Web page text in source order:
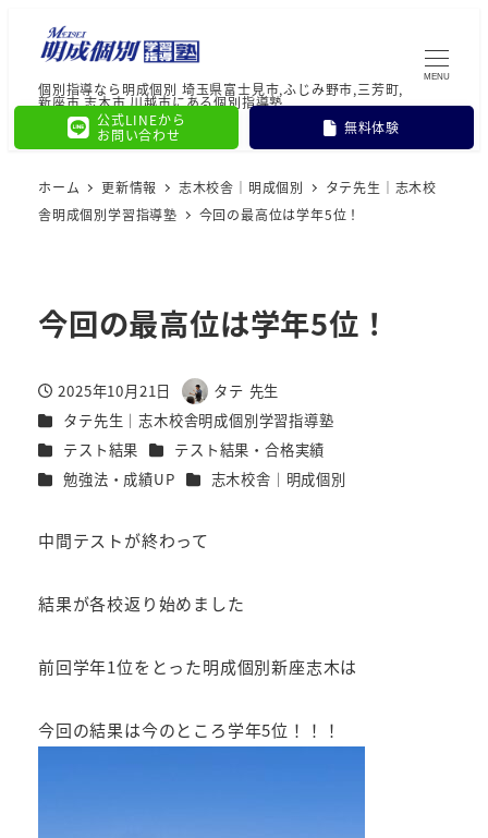
個別指導なら明成個別 埼玉県富士見市,ふじみ野市,三芳町,
新座市,志木市,川越市にある個別指導塾
公式LINEから
お問い合わせ
無料体験
MENU
ホーム 更新情報 志木校舎｜明成個別
タテ先生｜志木校
舎明成個別学習指導塾
今回の最高位は学年5位！
今回の最高位は学年5位！
投稿日
2025年10月21日
著
者
タテ 先生
カテゴリー
タテ先生｜志木校舎明成個別学習指導塾
カテゴリー
テスト結果 カテゴリー
テスト結果・合格実績
カテゴリー
勉強法・成績UP カテゴリー
志木校舎｜明成個別
中間テストが終わって
結果が各校返り始めました
前回学年1位をとった明成個別新座志木は
今回の結果は今のところ学年5位！！！